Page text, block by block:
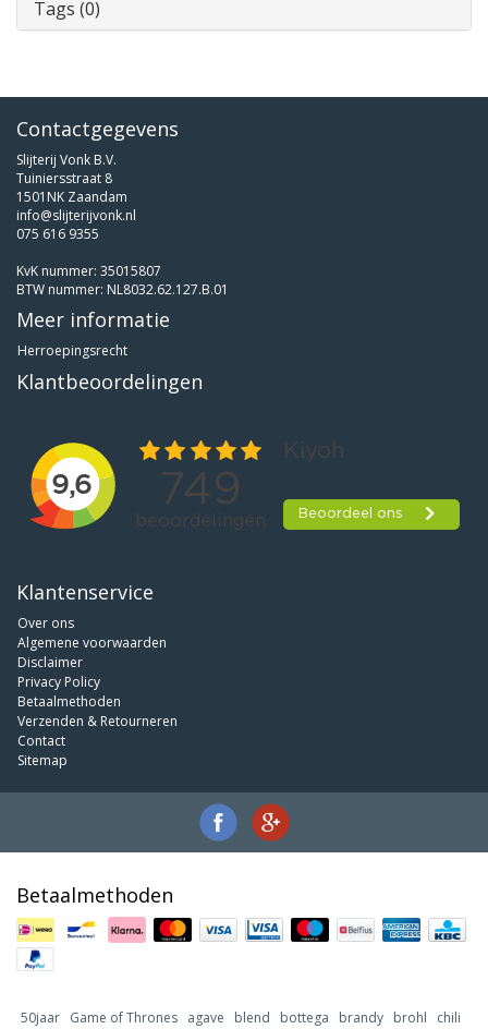
Tags (0)
Contactgegevens
Slijterij Vonk B.V.
Tuiniersstraat 8
1501NK Zaandam
info@slijterijvonk.nl
075 616 9355
KvK nummer: 35015807
BTW nummer: NL8032.62.127.B.01
Meer informatie
Herroepingsrecht
Klantbeoordelingen
Klantenservice
Over ons
Algemene voorwaarden
Disclaimer
Privacy Policy
Betaalmethoden
Verzenden & Retourneren
Contact
Sitemap
Betaalmethoden
50jaar Game of Thrones agave blend bottega brandy brohl
chili